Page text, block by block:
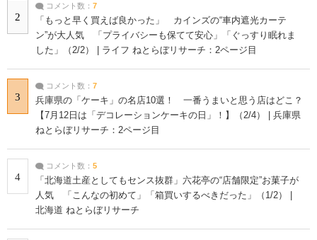
2
コメント数： 7
「もっと早く買えば良かった」 カインズの“車内遮光カーテ
ン”が大人気 「プライバシーも保てて安心」「ぐっすり眠れま
した」（2/2） | ライフ ねとらぼリサーチ：2ページ目
3
コメント数： 7
兵庫県の「ケーキ」の名店10選！ 一番うまいと思う店はどこ？
【7月12日は「デコレーションケーキの日」！】（2/4） | 兵庫県
ねとらぼリサーチ：2ページ目
4
コメント数： 5
「北海道土産としてもセンス抜群」六花亭の“店舗限定”お菓子が
人気 「こんなの初めて」「箱買いするべきだった」（1/2） |
北海道 ねとらぼリサーチ